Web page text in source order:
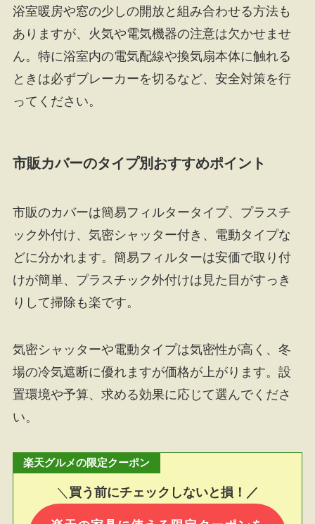
浴室暖房や窓の少しの開放と組み合わせる方法も
ありますが、火気や電気機器の注意は欠かせませ
ん。特に浴室内の電気配線や換気扇本体に触れる
ときは必ずブレーカーを切るなど、安全対策を行
ってください。
市販カバーのタイプ別おすすめポイント
市販のカバーは簡易フィルタータイプ、プラスチ
ック外付け、気密シャッター付き、電動タイプな
どに分かれます。簡易フィルターは安価で取り付
けが簡単、プラスチック外付けは見た目がすっき
りして掃除も楽です。
気密シャッターや電動タイプは気密性が高く、冬
場の冷気遮断に優れますが価格が上がります。設
置環境や予算、求める効果に応じて選んでくださ
い。
楽天グルメの限定クーポン
＼ 買う前にチェックしないと損！／